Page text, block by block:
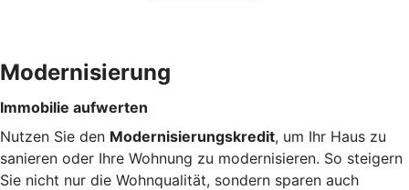
Modernisierung
Immobilie aufwerten
Nutzen Sie den Modernisierungskredit, um Ihr Haus zu
sanieren oder Ihre Wohnung zu modernisieren. So steigern
Sie nicht nur die Wohnqualität, sondern sparen auch